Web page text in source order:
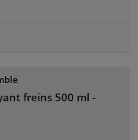
freins 500 ml -